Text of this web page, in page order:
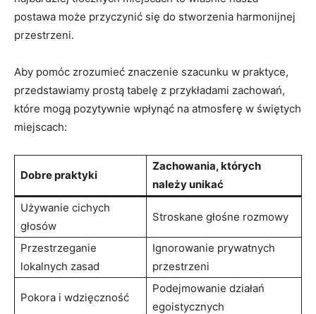
postawa może przyczynić‍ się do stworzenia harmonijnej
przestrzeni.
Aby pomóc ‌zrozumieć znaczenie szacunku w praktyce,
przedstawiamy prostą tabelę z ⁤przykładami zachowań,
które ⁤mogą ‌pozytywnie ​wpłynąć na atmosferę w świętych
miejscach:
Dobre ‌praktyki
Zachowania, których
należy ‌unikać
Używanie cichych⁤
głosów
Stroskane⁣ głośne rozmowy
Przestrzeganie
lokalnych zasad
Ignorowanie prywatnych‌
przestrzeni
Pokora i wdzięczność
Podejmowanie ⁤działań
egoistycznych